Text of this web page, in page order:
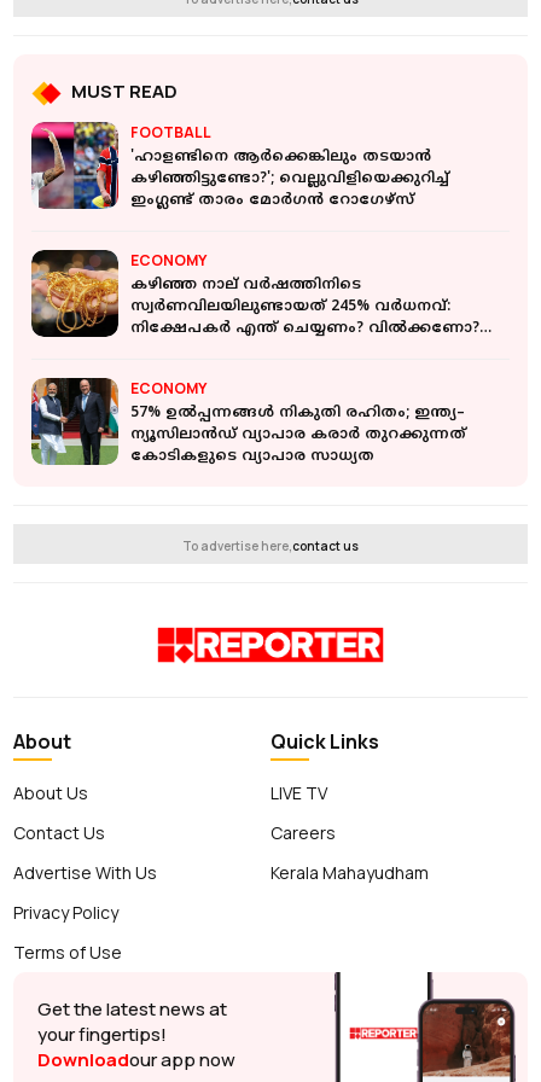
MUST READ
FOOTBALL
'ഹാളണ്ടിനെ ആര്‍ക്കെങ്കിലും തടയാന്‍
കഴിഞ്ഞിട്ടുണ്ടോ?'; വെല്ലുവിളിയെക്കുറിച്ച്
ഇംഗ്ലണ്ട് താരം മോര്‍ഗന്‍ റോഗേഴ്സ്
ECONOMY
കഴിഞ്ഞ നാല് വർഷത്തിനിടെ
സ്വർണവിലയിലുണ്ടായത് 245% വർധനവ്:
നിക്ഷേപകർ എന്ത് ചെയ്യണം? വില്‍ക്കണോ?
ECONOMY
57% ഉൽപ്പന്നങ്ങൾ നികുതി രഹിതം; ഇന്ത്യ–
ന്യൂസിലാൻഡ് വ്യാപാര കരാർ തുറക്കുന്നത്
കോടികളുടെ വ്യാപാര സാധ്യത
To advertise here,contact us
About
About Us
Contact Us
Advertise With Us
Privacy Policy
Terms of Use
Quick Links
LIVE TV
Careers
Kerala Mahayudham
Get the latest news at
your fingertips!
Downloadour app now